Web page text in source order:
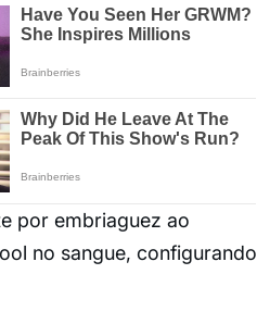
por embriaguez ao
no sangue, configurando